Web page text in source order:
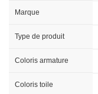
Marque
Type de produit
Coloris armature
Coloris toile